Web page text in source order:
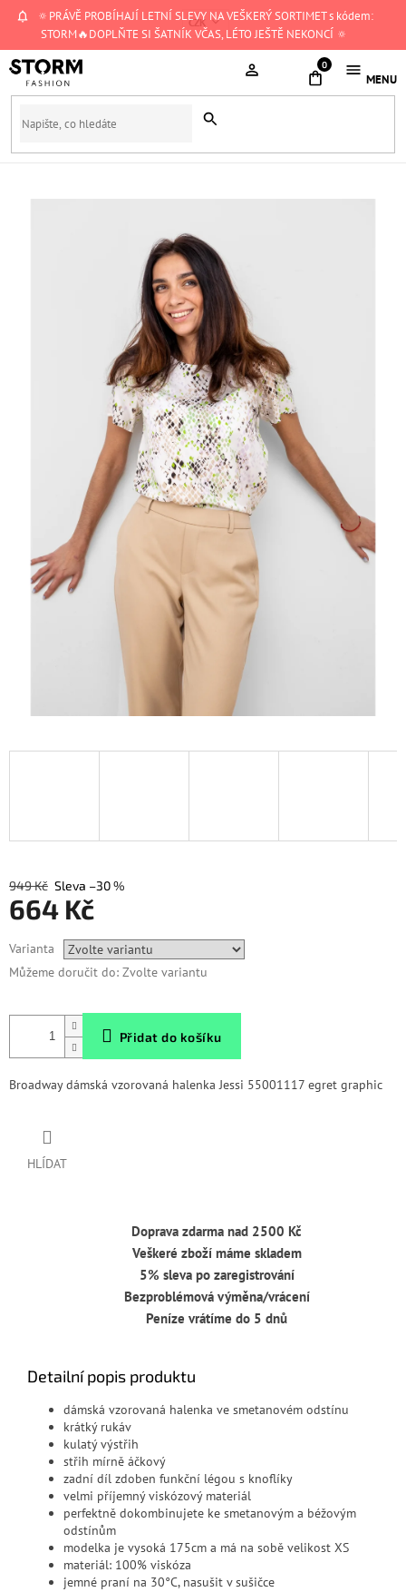
Přejít
🔅PRÁVĚ PROBÍHAJÍ LETNÍ SLEVY NA VEŠKERÝ SORTIMET s kódem:
STORM🔥DOPLŇTE SI ŠATNÍK VČAS, LÉTO JEŠTĚ NEKONCÍ 🔅
CZK
NÁKUPNÍ
949 Kč –30 %
664 Kč
cena:
Varianta
Můžeme doručit do: Zvolte variantu
Přidat do košíku
Broadway dámská vzorovaná halenka Jessi 55001117 egret graphic
HLÍDAT
Doprava zdarma nad 2500 Kč
Veškeré zboží máme skladem
5% sleva po zaregistrování
Bezproblémová výměna/vrácení
Peníze vrátíme do 5 dnů
Detailní popis produktu
dámská vzorovaná halenka ve smetanovém odstínu
krátký rukáv
kulatý výstřih
střih mírně áčkový
zadní díl zdoben funkční légou s knoflíky
velmi příjemný viskózový materiál
perfektně dokombinujete ke smetanovým a béžovým
odstínům
modelka je vysoká 175cm a má na sobě velikost XS
materiál: 100% viskóza
jemné praní na 30°C, nasušit v sušičce